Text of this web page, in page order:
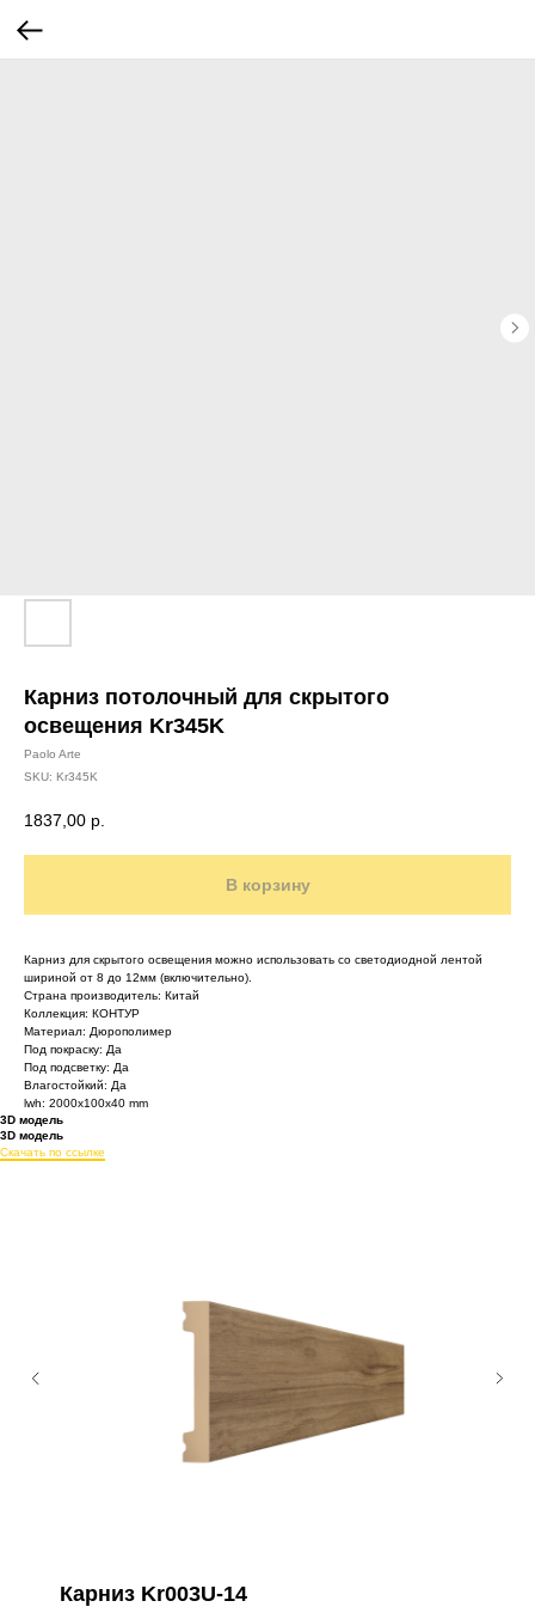
Карниз потолочный для скрытого
освещения Kr345K
Paolo Arte
SKU: Kr345K
1837,00 р.
В корзину
Карниз для скрытого освещения можно использовать со светодиодной лентой
шириной от 8 до 12мм (включительно).
Страна производитель: Китай
Коллекция: КОНТУР
Материал: Дюрополимер
Под покраску: Да
Под подсветку: Да
Влагостойкий: Да
lwh: 2000x100x40 mm
3D модель
3D модель
Скачать по ссылке
Карниз Kr003U-14